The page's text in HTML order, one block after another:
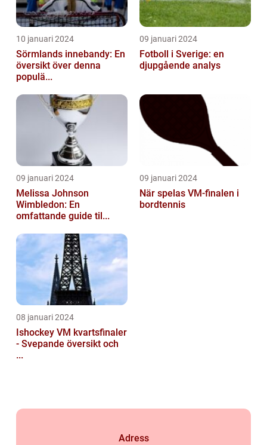
10 januari 2024
Sörmlands innebandy: En
översikt över denna
populä...
09 januari 2024
Fotboll i Sverige: en
djupgående analys
09 januari 2024
Melissa Johnson
Wimbledon: En
omfattande guide til...
09 januari 2024
När spelas VM-finalen i
bordtennis
08 januari 2024
Ishockey VM kvartsfinaler
- Svepande översikt och
...
Adress